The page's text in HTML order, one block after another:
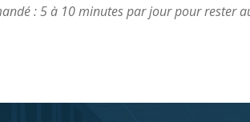
: 5 à 10 minutes par jour pour rester